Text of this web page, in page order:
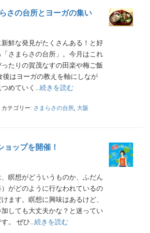
さの台所とヨーガの集い
鮮な発見がたくさんある！と好
さまらさの台所」。今月はこれ
たりの賀茂なすの田楽や梅ご飯
後はヨーガの教えを軸にしなが
めていく… 続きを読む
カテゴリー: さまらさの台所, 大阪
ョップを開催！
瞑想がどういうものか、ふだん
がどのように行なわれているの
ます。瞑想に興味はあるけど、
しても大丈夫かな？と迷ってい
。 ぜひ… 続きを読む